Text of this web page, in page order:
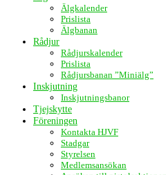
Älgkalender
Prislista
Älgbanan
Rådjur
Rådjurskalender
Prislista
Rådjursbanan ”Miniälg”
Inskjutning
Inskjutningsbanor
Tjejskytte
Föreningen
Kontakta HJVF
Stadgar
Styrelsen
Medlemsansökan